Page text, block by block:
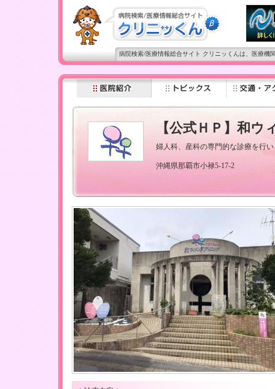
病院検索/医療情報総合サイト クリニッくんは、医療機
【公式ＨＰ】和
婦人科、産科の専門的な診療を行い
沖縄県那覇市小禄5-17-2